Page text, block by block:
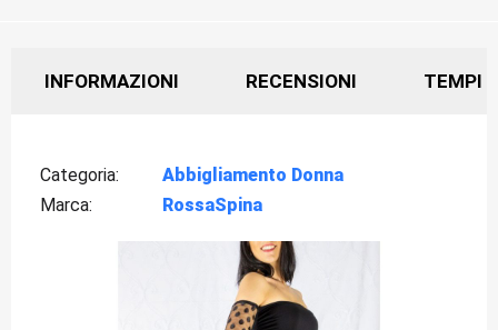
INFORMAZIONI RECENSIONI TEMPI
Categoria
Abbigliamento Donna
Marca
RossaSpina